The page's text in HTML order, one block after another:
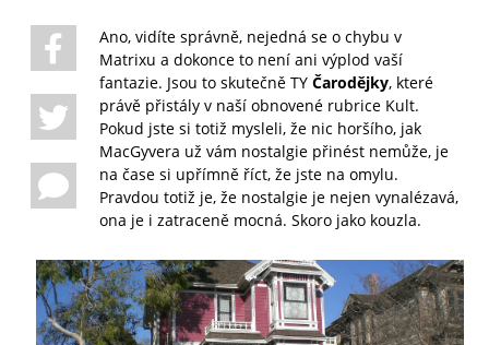
Ano, vidíte správně, nejedná se o chybu v
Matrixu a dokonce to není ani výplod vaší
fantazie. Jsou to skutečně TY Čarodějky, které
právě přistály v naší obnovené rubrice Kult.
Pokud jste si totiž mysleli, že nic horšího, jak
MacGyvera už vám nostalgie přinést nemůže, je
na čase si upřímně říct, že jste na omylu.
Pravdou totiž je, že nostalgie je nejen vynalézavá,
ona je i zatraceně mocná. Skoro jako kouzla.